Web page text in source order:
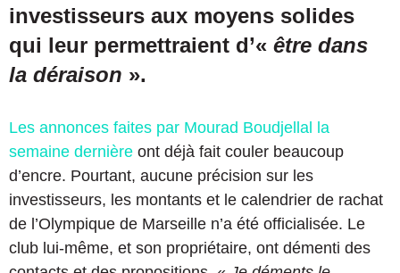
investisseurs aux moyens solides
qui leur permettraient d’« être dans
la déraison ».
Les annonces faites par Mourad Boudjellal la
semaine dernière ont déjà fait couler beaucoup
d’encre. Pourtant, aucune précision sur les
investisseurs, les montants et le calendrier de rachat
de l’Olympique de Marseille n’a été officialisée. Le
club lui-même, et son propriétaire, ont démenti des